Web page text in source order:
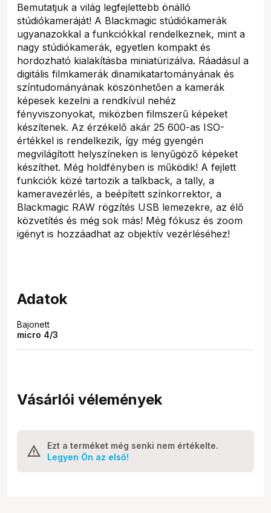
Bemutatjuk a világ legfejlettebb önálló
stúdiókameráját! A Blackmagic stúdiókamerák
ugyanazokkal a funkciókkal rendelkeznek, mint a
nagy stúdiókamerák, egyetlen kompakt és
hordozható kialakításba miniatürizálva. Ráadásul a
digitális filmkamerák dinamikatartományának és
színtudományának köszönhetően a kamerák
képesek kezelni a rendkívül nehéz
fényviszonyokat, miközben filmszerű képeket
készítenek. Az érzékelő akár 25 600-as ISO-
értékkel is rendelkezik, így még gyengén
megvilágított helyszíneken is lenyűgöző képeket
készíthet. Még holdfényben is működik! A fejlett
funkciók közé tartozik a talkback, a tally, a
kameravezérlés, a beépített színkorrektor, a
Blackmagic RAW rögzítés USB lemezekre, az élő
közvetítés és még sok más! Még fókusz és zoom
igényt is hozzáadhat az objektív vezérléséhez!
Adatok
Bajonett
micro 4/3
Vásárlói vélemények
Ezt a terméket még senki nem értékelte.
Legyen Ön az első!